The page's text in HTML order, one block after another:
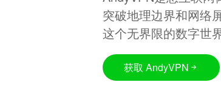
突破地理边界和网络
这个无界限的数字世
获取 AndyVPN